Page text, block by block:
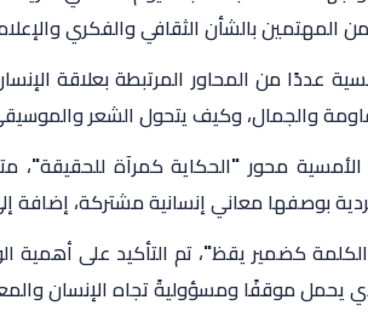
بالشأن الثقافي والفكري
عددًا من المحاور المرتبطة بعلاقة
والجمال، وكيف يتحول الشعر
محور "الحكاية كمرآة للحقيقة"،
بوصفها معاني إنسانية مشتركة، إضافة
كضمير يقظ"، تم التأكيد على أهمية
يحمل موقفًا ومسؤوليةً تجاه الإنسان